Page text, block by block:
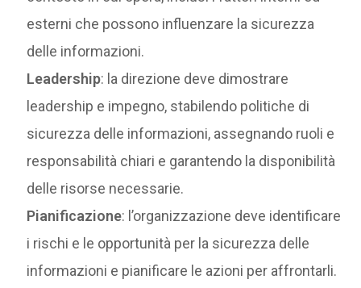
esterni che possono influenzare la sicurezza
delle informazioni.
Leadership: la direzione deve dimostrare
leadership e impegno, stabilendo politiche di
sicurezza delle informazioni, assegnando ruoli e
responsabilità chiari e garantendo la disponibilità
delle risorse necessarie.
Pianificazione: l’organizzazione deve identificare
i rischi e le opportunità per la sicurezza delle
informazioni e pianificare le azioni per affrontarli.